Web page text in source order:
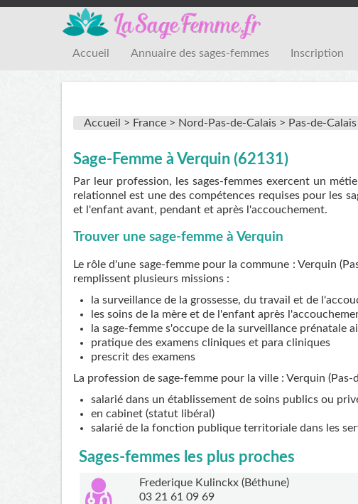
Accueil Annuaire des sages-femmes Inscription
Accueil > France > Nord-Pas-de-Calais > Pas-de-Calais
Sage-Femme à Verquin (62131)
Par leur profession, les sages-femmes exercent un
relationnel est une des compétences requises pour les
et l'enfant avant, pendant et après l'accouchement.
Trouver une sage-femme à Verquin
Le rôle d'une sage-femme pour la commune : Verquin
remplissent plusieurs missions :
la surveillance de la grossesse, du travail et de
les soins de la mère et de l'enfant après
la sage-femme s'occupe de la surveillance prénatale
pratique des examens cliniques et para cliniques
prescrit des examens
La profession de sage-femme pour la ville : Verquin
salarié dans un établissement de soins publics ou
en cabinet (statut libéral)
salarié de la fonction publique territoriale dans les
Sages-femmes les plus proches
Frederique Kulinckx (Béthune)
03 21 61 09 69